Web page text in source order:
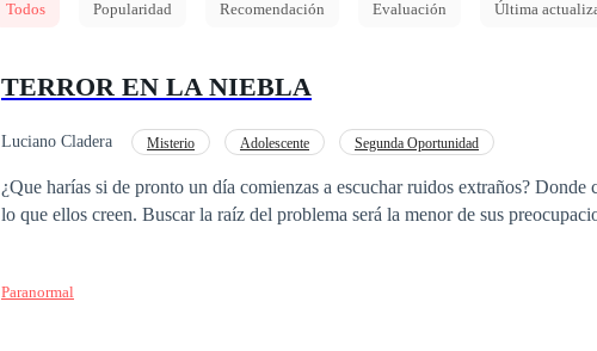
Todos Popularidad Recomendación Evaluación Última
TERROR EN LA NIEBLA
Luciano Cladera Misterio Adolescente Segunda Oportunidad
¿Que harías si de pronto un día comienzas a escuchar ruidos extraños? Donde comenzó todo, está más cerca de
lo que ellos creen. Buscar la raíz del problema será la menor de sus
Paranormal